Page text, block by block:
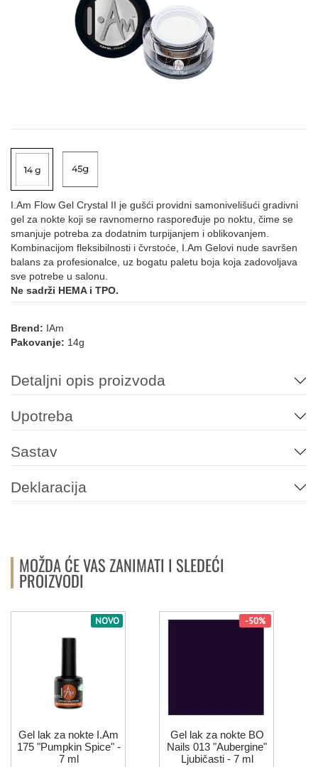
I.Am Flow Gel Crystal II je gušći providni samonivelišući gradivni
gel za nokte koji se ravnomerno raspoređuje po noktu, čime se
smanjuje potreba za dodatnim turpijanjem i oblikovanjem.
Kombinacijom fleksibilnosti i čvrstoće, I.Am Gelovi nude savršen
balans za profesionalce, uz bogatu paletu boja koja zadovoljava
sve potrebe u salonu.
Ne sadrži HEMA i TPO.
Brend: IAm
Pakovanje: 14g
Detaljni opis proizvoda
Upotreba
Sastav
Deklaracija
MOŽDA ĆE VAS ZANIMATI I SLEDEĆI
PROIZVODI
NOVO
Gel lak za nokte I.Am
175 "Pumpkin Spice" -
7 ml
-50%
Gel lak za nokte BO
Nails 013 "Aubergine"
Ljubičasti - 7 ml